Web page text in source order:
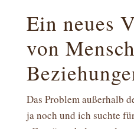
Ein neues
von
Das Problem außerhalb
ja noch und ich suchte